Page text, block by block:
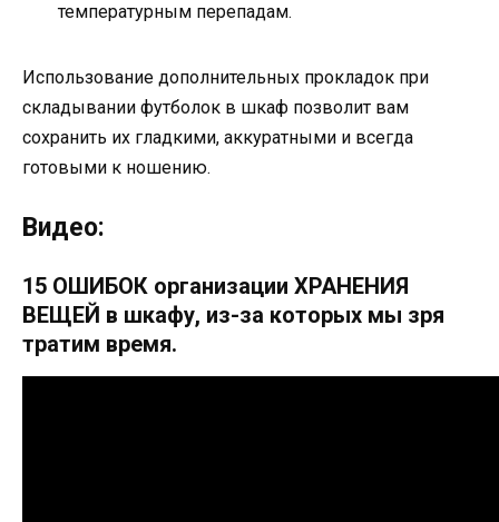
температурным перепадам.
Использование дополнительных прокладок при
складывании футболок в шкаф позволит вам
сохранить их гладкими, аккуратными и всегда
готовыми к ношению.
Видео:
15 ОШИБОК организации ХРАНЕНИЯ
ВЕЩЕЙ в шкафу, из-за которых мы зря
тратим время.